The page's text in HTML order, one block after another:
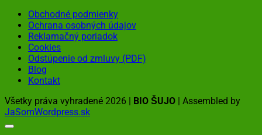
Obchodné podmienky
Ochrana osobných údajov
Reklamačný poriadok
Cookies
Odstúpenie od zmluvy (PDF)
Blog
Kontakt
Všetky práva vyhradené 2026 | BIO ŠUJO | Assembled by
JaSomWordpress.sk